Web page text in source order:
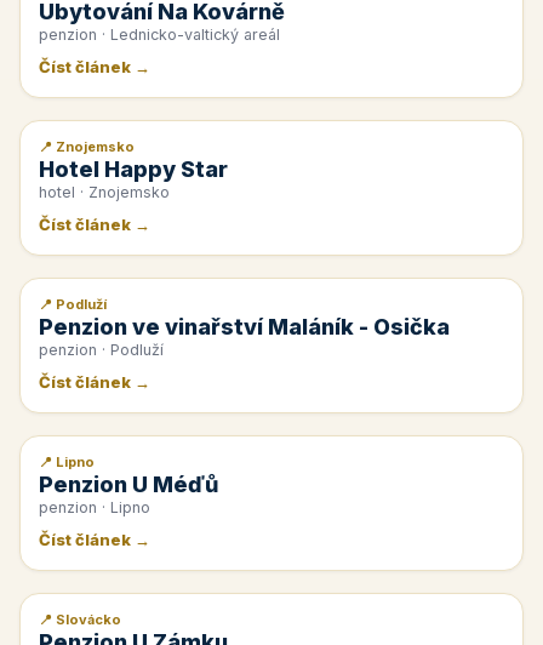
Ubytování Na Kovárně
penzion · Lednicko-valtický areál
Číst článek →
📰 PR článek
📍 Znojemsko
Hotel Happy Star
hotel · Znojemsko
Číst článek →
📰 PR článek
📍 Podluží
Penzion ve vinařství Maláník - Osička
penzion · Podluží
Číst článek →
📰 PR článek
📍 Lipno
Penzion U Méďů
penzion · Lipno
Číst článek →
📰 PR článek
📍 Slovácko